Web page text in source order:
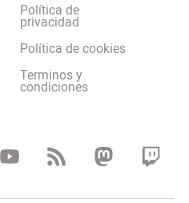
Política de
privacidad
Política de cookies
Terminos y
condiciones